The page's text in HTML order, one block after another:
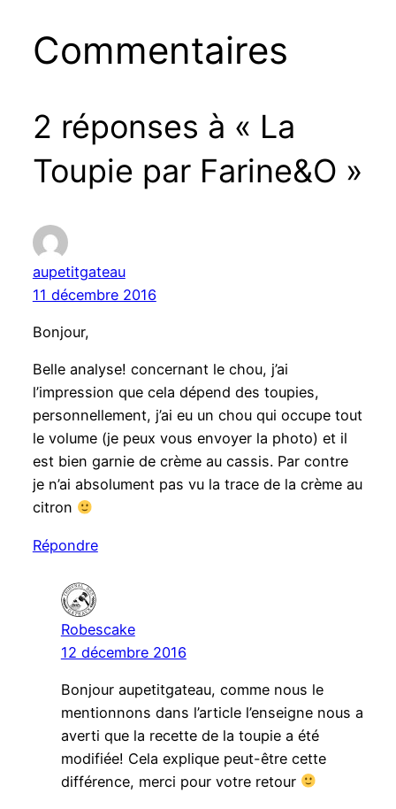
Commentaires
2 réponses à « La
Toupie par Farine&O »
aupetitgateau
11 décembre 2016
Bonjour,
Belle analyse! concernant le chou, j’ai
l’impression que cela dépend des toupies,
personnellement, j’ai eu un chou qui occupe tout
le volume (je peux vous envoyer la photo) et il
est bien garnie de crème au cassis. Par contre
je n’ai absolument pas vu la trace de la crème au
citron
Répondre
Robescake
12 décembre 2016
Bonjour aupetitgateau, comme nous le
mentionnons dans l’article l’enseigne nous a
averti que la recette de la toupie a été
modifiée! Cela explique peut-être cette
différence, merci pour votre retour